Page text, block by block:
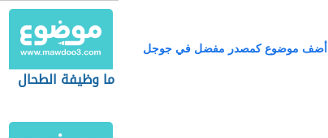
أضف موضوع كمصدر مفضل في جوجل
ما وظيفة الطحال